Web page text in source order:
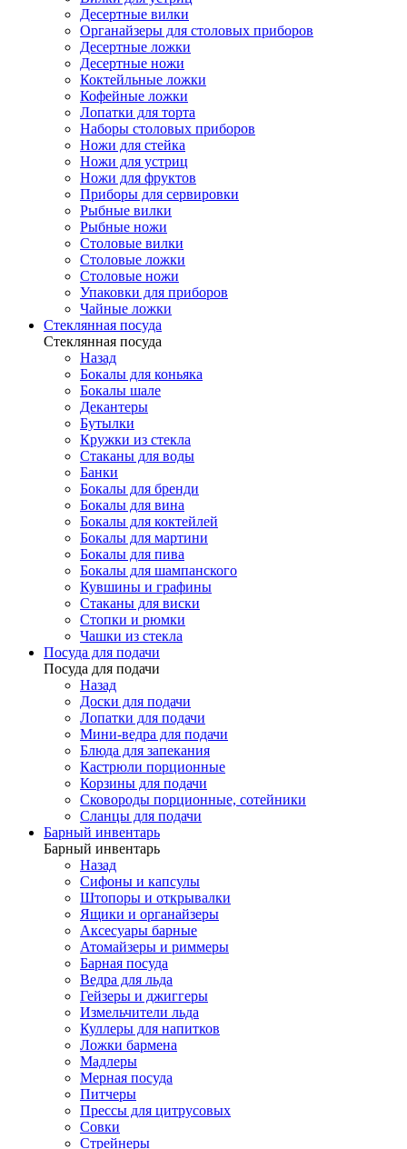
Десертные вилки
Органайзеры для столовых приборов
Десертные ложки
Десертные ножи
Коктейльные ложки
Кофейные ложки
Лопатки для торта
Наборы столовых приборов
Ножи для стейка
Ножи для устриц
Ножи для фруктов
Приборы для сервировки
Рыбные вилки
Рыбные ножи
Столовые вилки
Столовые ложки
Столовые ножи
Упаковки для приборов
Чайные ложки
Стеклянная посуда
Стеклянная посуда
Назад
Бокалы для коньяка
Бокалы шале
Декантеры
Бутылки
Кружки из стекла
Стаканы для воды
Банки
Бокалы для бренди
Бокалы для вина
Бокалы для коктейлей
Бокалы для мартини
Бокалы для пива
Бокалы для шампанского
Кувшины и графины
Стаканы для виски
Стопки и рюмки
Чашки из стекла
Посуда для подачи
Посуда для подачи
Назад
Доски для подачи
Лопатки для подачи
Мини-ведра для подачи
Блюда для запекания
Кастрюли порционные
Корзины для подачи
Сковороды порционные, сотейники
Сланцы для подачи
Барный инвентарь
Барный инвентарь
Назад
Сифоны и капсулы
Штопоры и открывалки
Ящики и органайзеры
Аксесуары барные
Атомайзеры и риммеры
Барная посуда
Ведра для льда
Гейзеры и джиггеры
Измельчители льда
Куллеры для напитков
Ложки бармена
Мадлеры
Мерная посуда
Питчеры
Прессы для цитрусовых
Совки
Стрейнеры